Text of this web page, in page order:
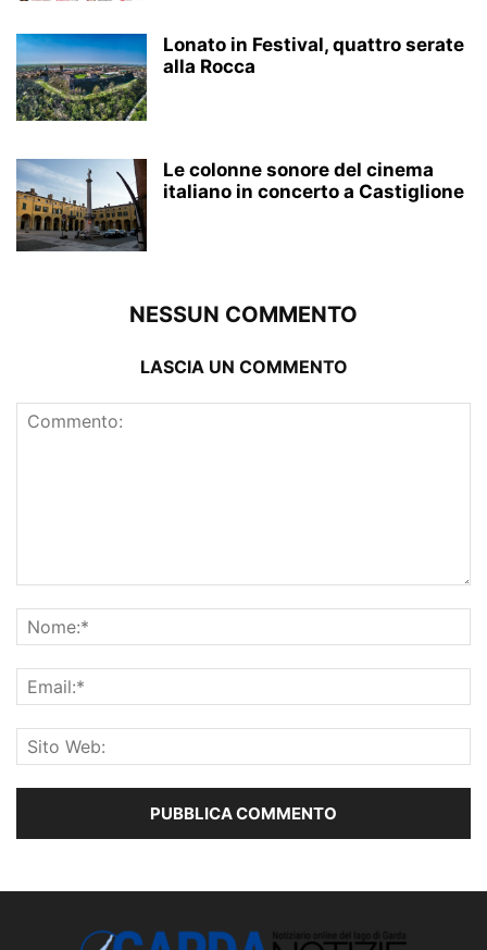
Lonato in Festival, quattro serate
alla Rocca
Le colonne sonore del cinema
italiano in concerto a Castiglione
NESSUN COMMENTO
LASCIA UN COMMENTO